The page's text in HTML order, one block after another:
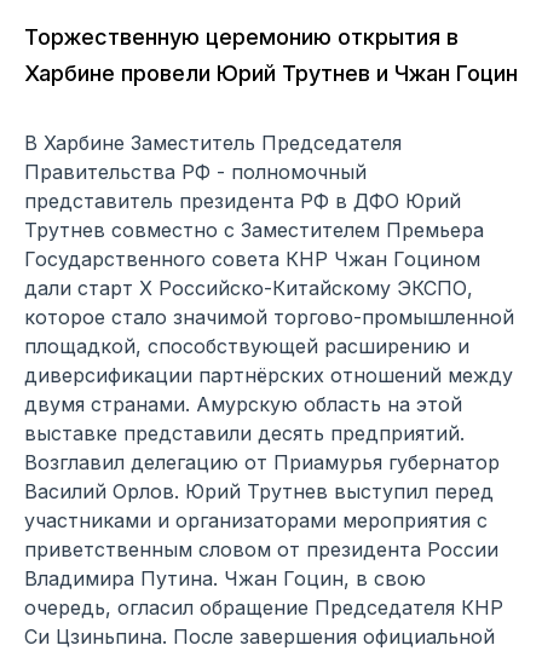
Торжественную церемонию открытия в
Харбине провели Юрий Трутнев и Чжан Гоцин
В Харбине Заместитель Председателя
Правительства РФ - полномочный
представитель президента РФ в ДФО Юрий
Трутнев совместно с Заместителем Премьера
Государственного совета КНР Чжан Гоцином
дали старт X Российско-Китайскому ЭКСПО,
которое стало значимой торгово-промышленной
площадкой, способствующей расширению и
диверсификации партнёрских отношений между
двумя странами. Амурскую область на этой
выставке представили десять предприятий.
Возглавил делегацию от Приамурья губернатор
Василий Орлов. Юрий Трутнев выступил перед
участниками и организаторами мероприятия с
приветственным словом от президента России
Владимира Путина. Чжан Гоцин, в свою
очередь, огласил обращение Председателя КНР
Си Цзиньпина. После завершения официальной